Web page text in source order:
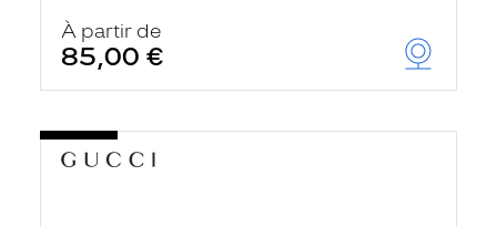
À partir de
85,00 €